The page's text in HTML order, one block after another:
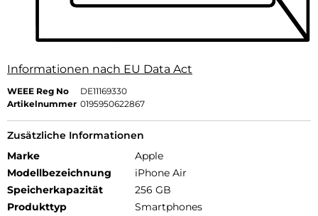
Informationen nach EU Data Act
WEEE Reg No
DE11169330
Artikelnummer 0195950622867
Zusätzliche Informationen
Marke
Apple
Modellbezeichnung
iPhone Air
Speicherkapazität
256 GB
Produkttyp
Smartphones